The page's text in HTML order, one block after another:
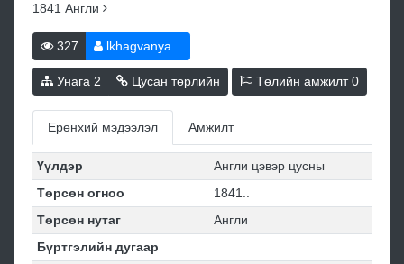
1841 Англи
327 lkhagvanya...
Унага 2 Цусан төрлийн Төлийн амжилт0
Ерөнхий мэдээлэл Амжилт
Үүлдэр
Англи цэвэр цусны
Төрсөн огноо
1841..
Төрсөн нутаг
Англи
Бүртгэлийн дугаар